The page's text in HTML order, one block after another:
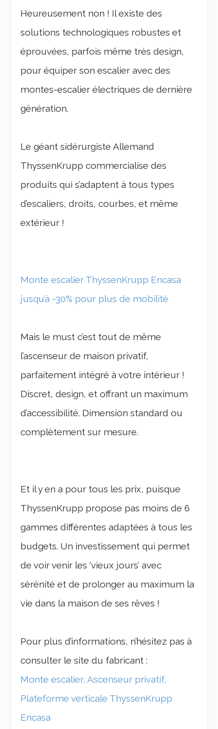
Heureusement non ! Il existe des
solutions technologiques robustes et
éprouvées, parfois même très design,
pour équiper son escalier avec des
montes-escalier électriques de dernière
génération.
Le géant sidérurgiste Allemand
ThyssenKrupp commercialise des
produits qui s’adaptent à tous types
d’escaliers, droits, courbes, et même
extérieur !
Monte escalier ThyssenKrupp Encasa
jusqu’à -30% pour plus de mobilité
Mais le must c’est tout de même
l’ascenseur de maison privatif,
parfaitement intégré à votre intérieur !
Discret, design, et offrant un maximum
d’accessibilité. Dimension standard ou
complètement sur mesure.
Et il y en a pour tous les prix, puisque
ThyssenKrupp propose pas moins de 6
gammes différentes adaptées à tous les
budgets. Un investissement qui permet
de voir venir les ‘vieux jours’ avec
sérénité et de prolonger au maximum la
vie dans la maison de ses rêves !
Pour plus d’informations, n’hésitez pas à
consulter le site du fabricant :
Monte escalier, Ascenseur privatif,
Plateforme verticale ThyssenKrupp
Encasa